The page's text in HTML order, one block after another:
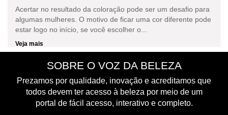
Acertar no resultado da coloração pode ser um desafio para
algumas mulheres. O motivo de ficar uma cor diferente pode
estar logo no início, se você escolher o...
Veja mais
SOBRE O VOZ DA BELEZA
Prezamos por qualidade, inovação e acreditamos que
todos devem ter acesso à beleza por meio de um
portal de fácil acesso, interativo e completo.